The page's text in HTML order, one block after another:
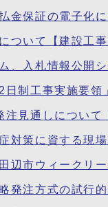
金保証の電子化
ついて【建設工
、入札情報公開
日制工事実施要
注見通しについて
対策に資する現
辺市ウィークリ
発注方式の試行